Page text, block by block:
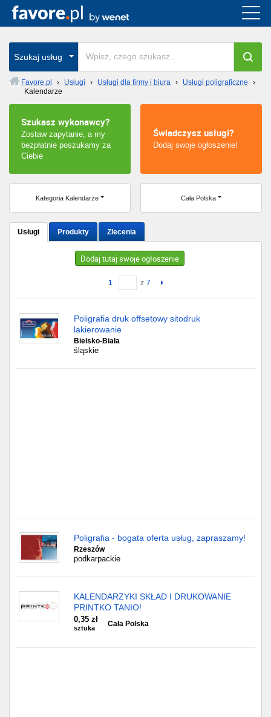
Szukaj usług
Favore.pl › Usługi › Usługi dla firmy i biura › Usługi poligraficzne
›
Kalendarze
Szukasz wykonawcy?
Zostaw zapytanie, a my
bezpłatnie poszukamy za
Ciebie
Świadczysz usługi?
Dodaj swoje ogłoszenie!
Kategoria Kalendarze Cała Polska
Usługi Produkty Zlecenia
Dodaj tutaj swoje ogłoszenie
1 z 7
Poligrafia druk offsetowy sitodruk
lakierowanie
Bielsko-Biała
śląskie
Poligrafia - bogata oferta usług, zapraszamy!
Rzeszów
podkarpackie
KALENDARZYKI SKŁAD I DRUKOWANIE
PRINTKO TANIO!
0,35 zł
sztuka
Cała Polska
Cała Polska
wszystkie w całym kraju
Wrocław
Kraków
Poznań
Łódź
Katowice
Chorzów
Częstochowa
Olsztyn